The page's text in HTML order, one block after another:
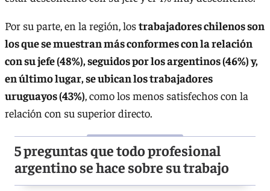
Por su parte, en la región, lostrabajadores chilenos son
los que se muestran más conformes con la relación
con su jefe (48%), seguidos por los argentinos (46%) y,
en último lugar, se ubican los trabajadores
uruguayos (43%), como los menos satisfechos con la
relación con su superior directo.
5 preguntas que todo profesional
argentino se hace sobre su trabajo